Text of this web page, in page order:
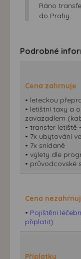
Ráno
do Prahy.
Podrobné
Cena zahrnuje
• leteckou
• letištní taxy a
zavazadlem
• transfer letiště
• 7x ubytování
• 7x snídaně
• výlety dle
• průvodcovské
Cena
• Pojištění
připlatit)
Příplatky